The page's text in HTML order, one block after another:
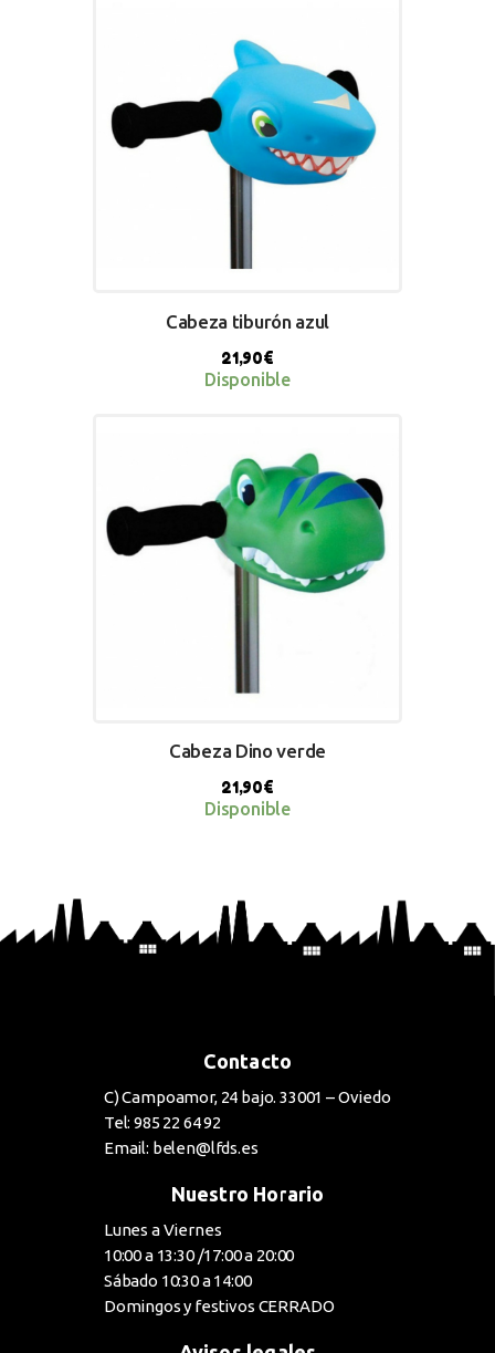
Cabeza tiburón azul
21,90€
Disponible
Cabeza Dino verde
21,90€
Disponible
Contacto
C) Campoamor, 24 bajo. 33001 – Oviedo
Tel: 985 22 64 92
Email: belen@lfds.es
Nuestro Horario
Lunes a Viernes
10:00 a 13:30 /17:00 a 20:00
Sábado 10:30 a 14:00
Domingos y festivos CERRADO